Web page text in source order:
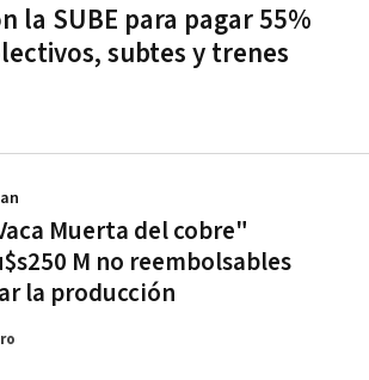
la SUBE para pagar 55%
subtes y trenes
Muerta del cobre"
M no reembolsables
la producción